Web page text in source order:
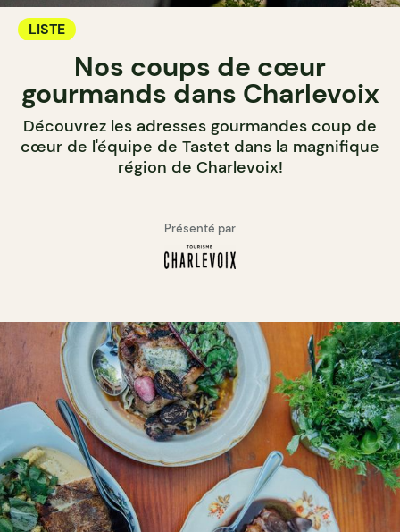
LISTE
Nos coups de cœur
gourmands dans Charlevoix
Découvrez les adresses gourmandes coup de
cœur de l'équipe de Tastet dans la magnifique
région de Charlevoix!
Présenté par